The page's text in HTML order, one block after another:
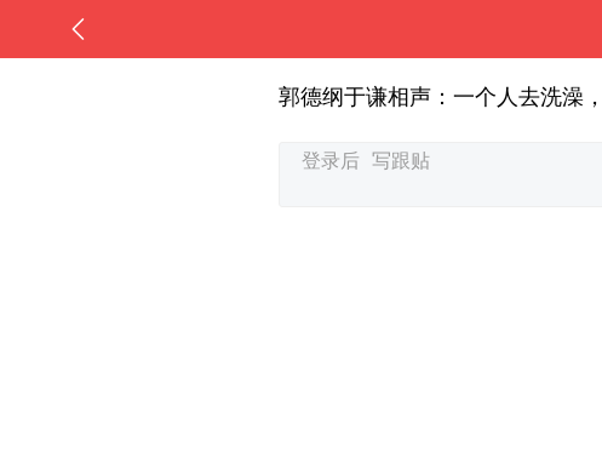
郭德纲于谦相声：一个人去洗澡